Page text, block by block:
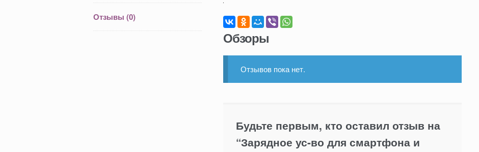
Отзывы (0)
Обзоры
Отзывов пока нет.
Будьте первым, кто оставил отзыв на
“Зарядное ус-во для смартфона и